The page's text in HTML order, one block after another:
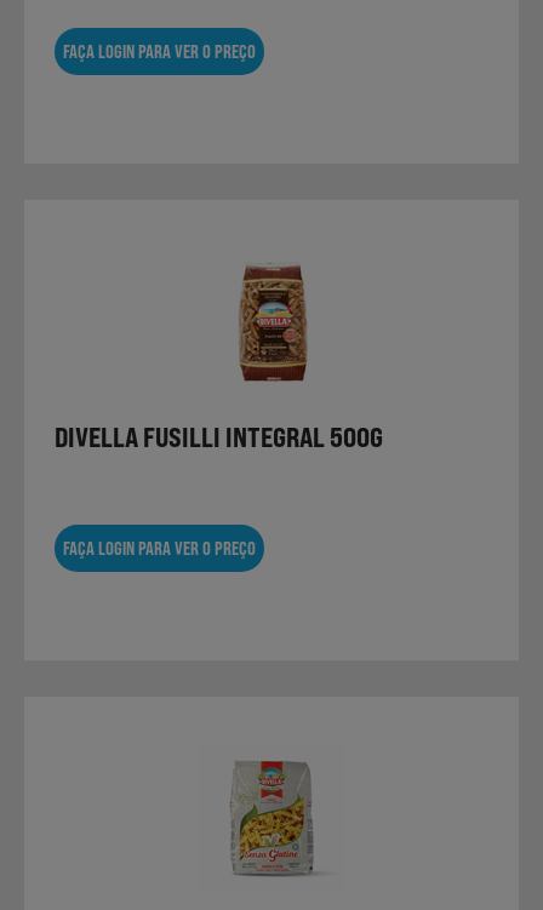
FAÇA LOGIN PARA VER O PREÇO
DIVELLA FUSILLI INTEGRAL 500G
FAÇA LOGIN PARA VER O PREÇO